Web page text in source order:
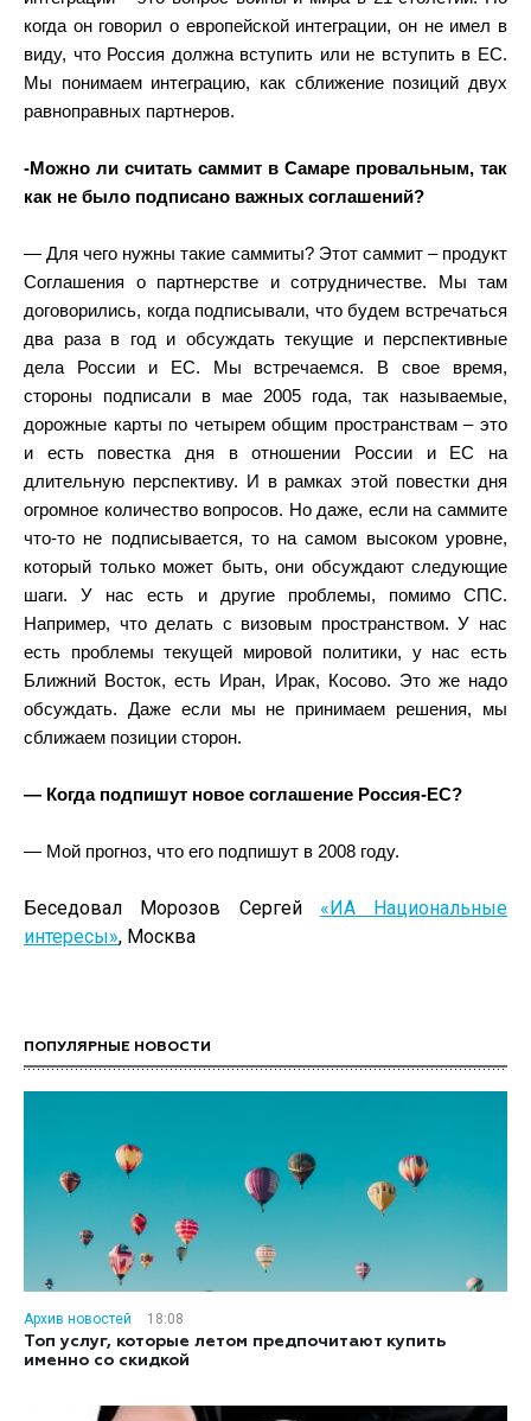
когда он говорил о европейской интеграции, он не имел в
виду, что Россия должна вступить или не вступить в ЕС.
Мы понимаем интеграцию, как сближение позиций двух
равноправных партнеров.
-Можно ли считать саммит в Самаре провальным, так
как не было подписано важных соглашений?
— Для чего нужны такие саммиты? Этот саммит – продукт
Соглашения о партнерстве и сотрудничестве. Мы там
договорились, когда подписывали, что будем встречаться
два раза в год и обсуждать текущие и перспективные
дела России и ЕС. Мы встречаемся. В свое время,
стороны подписали в мае 2005 года, так называемые,
дорожные карты по четырем общим пространствам – это
и есть повестка дня в отношении России и ЕС на
длительную перспективу. И в рамках этой повестки дня
огромное количество вопросов. Но даже, если на саммите
что-то не подписывается, то на самом высоком уровне,
который только может быть, они обсуждают следующие
шаги. У нас есть и другие проблемы, помимо СПС.
Например, что делать с визовым пространством. У нас
есть проблемы текущей мировой политики, у нас есть
Ближний Восток, есть Иран, Ирак, Косово. Это же надо
обсуждать. Даже если мы не принимаем решения, мы
сближаем позиции сторон.
— Когда подпишут новое соглашение Россия-ЕС?
— Мой прогноз, что его подпишут в 2008 году.
Беседовал Морозов Сергей «ИА Национальные
интересы», Москва
ПОПУЛЯРНЫЕ НОВОСТИ
Архив новостей
18:08
Топ услуг, которые летом предпочитают купить
именно со скидкой